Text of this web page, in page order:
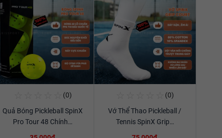
Xem chi tiết
(0)
Quả Bóng Pickleball SpinX
Pro Tour 48 Chính…
(0)
Vớ Thể Thao Pickleball /
Tennis SpinX Grip…